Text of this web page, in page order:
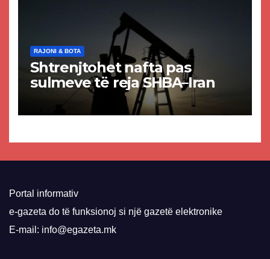
RAJONI & BOTA
Shtrenjtohet nafta pas
sulmeve të reja SHBA–Iran
Portal informativ
e-gazeta do të funksionoj si një gazetë elektronike
E-mail: info@egazeta.mk